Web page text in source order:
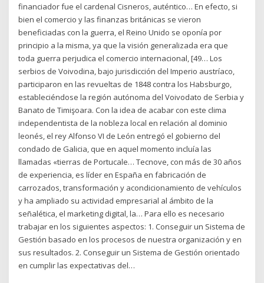
financiador fue el cardenal Cisneros, auténtico… En efecto, si
bien el comercio y las finanzas británicas se vieron
beneficiadas con la guerra, el Reino Unido se oponía por
principio a la misma, ya que la visión generalizada era que
toda guerra perjudica el comercio internacional, [49… Los
serbios de Voivodina, bajo jurisdicción del Imperio austríaco,
participaron en las revueltas de 1848 contra los Habsburgo,
estableciéndose la región autónoma del Voivodato de Serbia y
Banato de Timişoara. Con la idea de acabar con este clima
independentista de la nobleza local en relación al dominio
leonés, el rey Alfonso VI de León entregó el gobierno del
condado de Galicia, que en aquel momento incluía las
llamadas «tierras de Portucale… Tecnove, con más de 30 años
de experiencia, es líder en España en fabricación de
carrozados, transformación y acondicionamiento de vehículos
y ha ampliado su actividad empresarial al ámbito de la
señalética, el marketing digital, la… Para ello es necesario
trabajar en los siguientes aspectos: 1. Conseguir un Sistema de
Gestión basado en los procesos de nuestra organización y en
sus resultados. 2. Conseguir un Sistema de Gestión orientado
en cumplir las expectativas del…